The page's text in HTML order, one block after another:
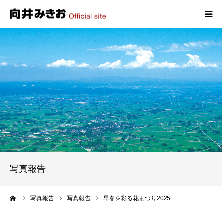
写真報告
写真報告 写真報告 早春を彩る花まつり2025
HOME
プロフィール
政策
活動報告